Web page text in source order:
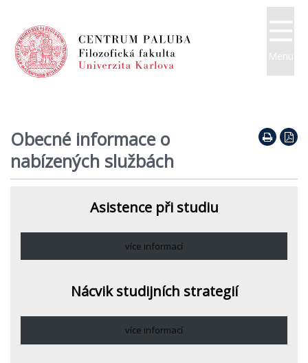
Obecné informace o
nabízených službách
Asistence při studiu
více informací
Nácvik studijních strategií
více informací
Menu